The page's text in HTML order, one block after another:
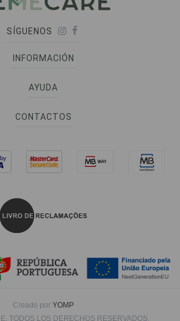
SÍGUENOS
INFORMACIÓN
AYUDA
CONTACTOS
Creado por YOMP
TODOS LOS DERECHOS RESERVADOS.